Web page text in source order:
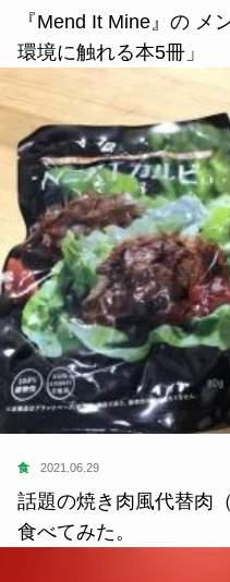
『Mend It Mine』の メ
環境に触れる本5冊」
食 2021.06.29
話題の焼き肉風代替肉
食べてみた。